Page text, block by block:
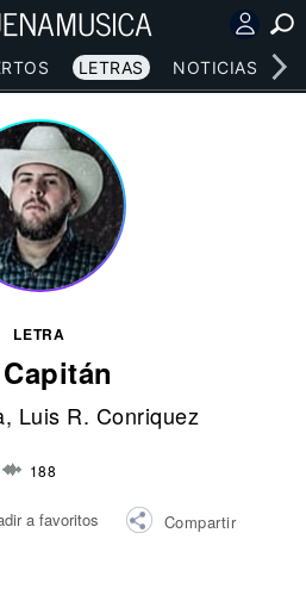
LETRAS NOTICIAS
LETRA
, Luis R. Conriquez
188
a favoritos Compartir